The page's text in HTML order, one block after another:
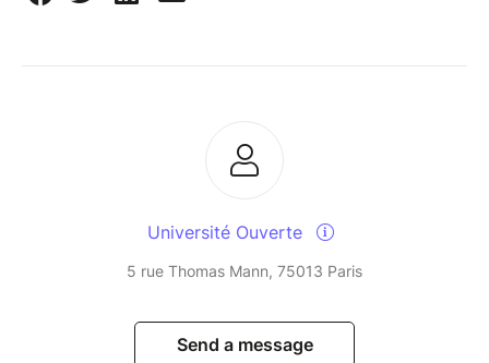
Université Ouverte
5 rue Thomas Mann, 75013 Paris
Send a message